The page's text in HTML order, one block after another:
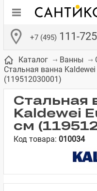
+7 (495) 111-
Бачки для
унитазов
Смесители для
встраиваемых
систем
Зеркало-шкаф
Каталог Ванны
Стальная ванна
(119512030001)
Стальная
Kaldewei
см
Код товара: 010034